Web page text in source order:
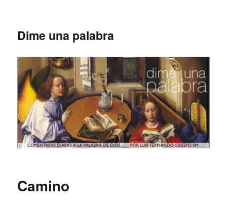
Dime una palabra
Camino